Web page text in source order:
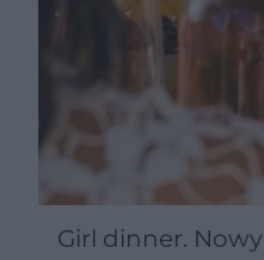
Girl dinner.